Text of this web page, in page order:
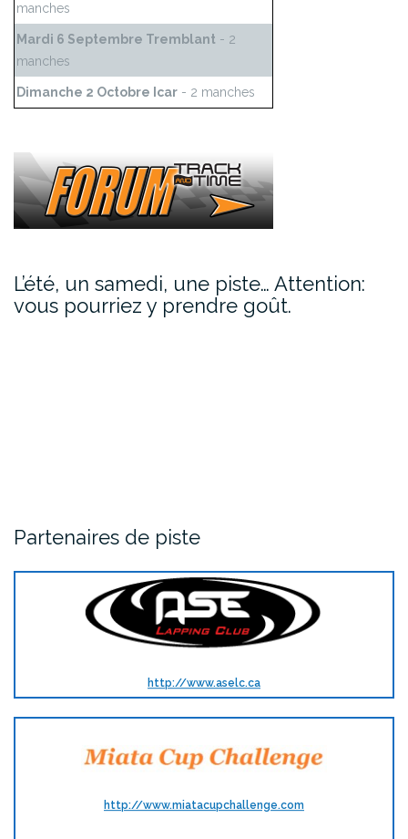
manches
Mardi 6 Septembre Tremblant - 2
manches
Dimanche 2 Octobre Icar - 2 manches
L’été, un samedi, une piste… Attention:
vous pourriez y prendre goût.
Partenaires de piste
http://www.aselc.ca
http://www.miatacupchallenge.com